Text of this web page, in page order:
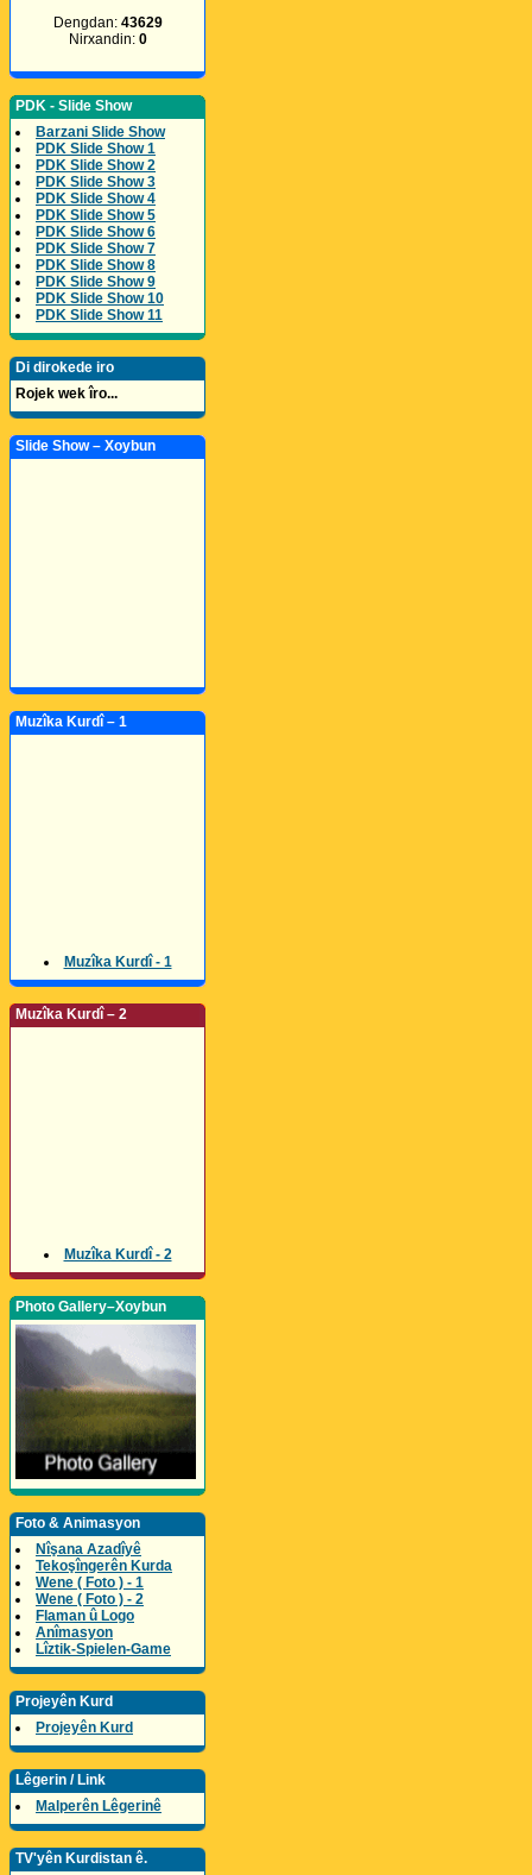
Dengdan: 43629
Nirxandin: 0
PDK - Slide Show
Barzani Slide Show
PDK Slide Show 1
PDK Slide Show 2
PDK Slide Show 3
PDK Slide Show 4
PDK Slide Show 5
PDK Slide Show 6
PDK Slide Show 7
PDK Slide Show 8
PDK Slide Show 9
PDK Slide Show 10
PDK Slide Show 11
Di dirokede iro
Rojek wek îro...
Slide Show – Xoybun
Muzîka Kurdî – 1
Muzîka Kurdî - 1
Muzîka Kurdî – 2
Muzîka Kurdî - 2
Photo Gallery–Xoybun
Foto & Animasyon
Nîşana Azadîyê
Tekoşîngerên Kurda
Wene ( Foto ) - 1
Wene ( Foto ) - 2
Flaman û Logo
Anîmasyon
Lîztik-Spielen-Game
Projeyên Kurd
Projeyên Kurd
Lêgerin / Link
Malperên Lêgerinê
TV'yên Kurdistan ê.